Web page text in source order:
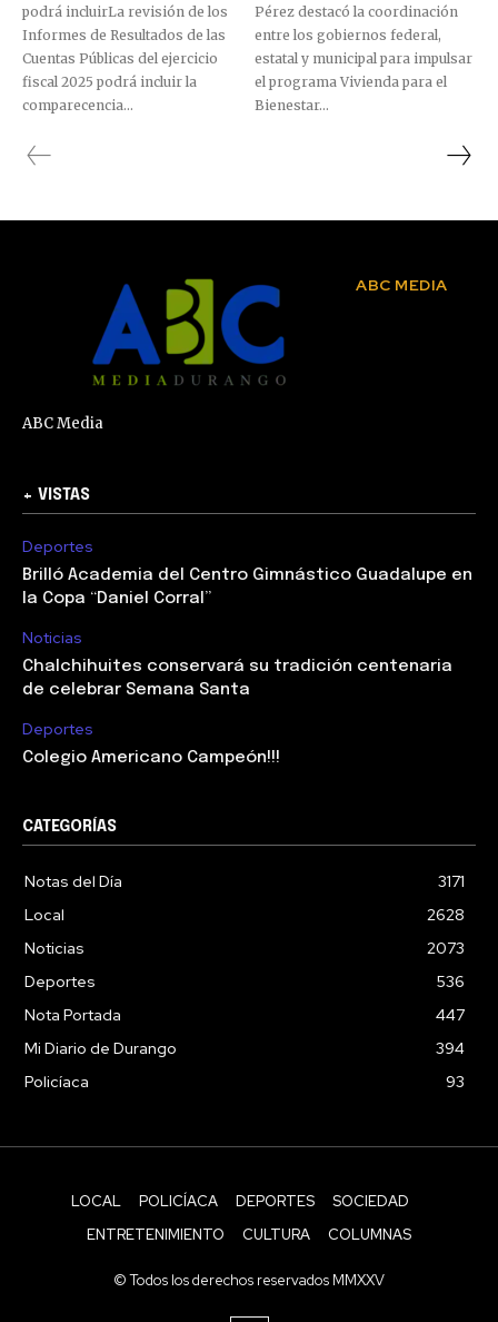
podrá incluirLa revisión de los
Informes de Resultados de las
Cuentas Públicas del ejercicio
fiscal 2025 podrá incluir la
comparecencia...
Pérez destacó la coordinación
entre los gobiernos federal,
estatal y municipal para impulsar
el programa Vivienda para el
Bienestar...
ABC MEDIA
ABC Media
+ VISTAS
Deportes
Brilló Academia del Centro Gimnástico Guadalupe en
la Copa “Daniel Corral”
Noticias
Chalchihuites conservará su tradición centenaria
de celebrar Semana Santa
Deportes
Colegio Americano Campeón!!!
CATEGORÍAS
Notas del Día
3171
Local
2628
Noticias
2073
Deportes
536
Nota Portada
447
Mi Diario de Durango
394
Policíaca
93
LOCAL POLICÍACA DEPORTES
SOCIEDAD
ENTRETENIMIENTO
CULTURA COLUMNAS
© Todos los derechos reservados MMXXV